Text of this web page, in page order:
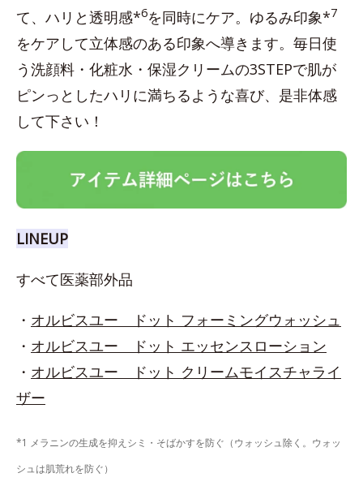
て、ハリと透明感*6を同時にケア。ゆるみ印象*7
をケアして立体感のある印象へ導きます。毎日使
う洗顔料・化粧水・保湿クリームの3STEPで肌が
ピンっとしたハリに満ちるような喜び、是非体感
して下さい！
LINEUP
すべて医薬部外品
・ オルビスユー ドット フォーミングウォッシュ
・ オルビスユー ドット エッセンスローション
・ オルビスユー ドット クリームモイスチャライ
ザー
*1 メラニンの生成を抑えシミ・そばかすを防ぐ（ウォッシュ除く。ウォッ
シュは肌荒れを防ぐ）